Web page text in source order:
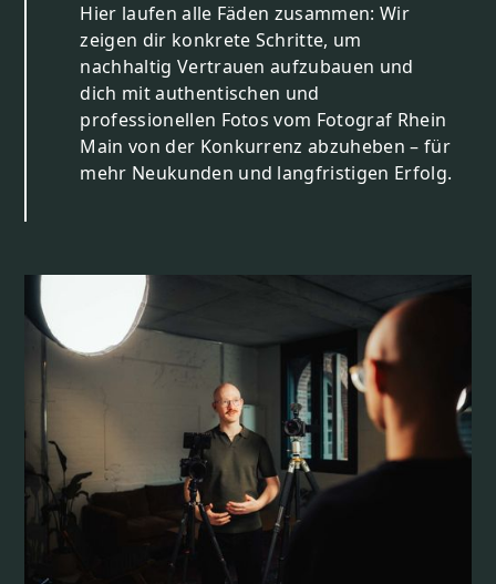
Hier laufen alle Fäden zusammen: Wir
zeigen dir konkrete Schritte, um
nachhaltig Vertrauen aufzubauen und
dich mit authentischen und
professionellen Fotos vom Fotograf Rhein
Main von der Konkurrenz abzuheben – für
mehr Neukunden und langfristigen Erfolg.